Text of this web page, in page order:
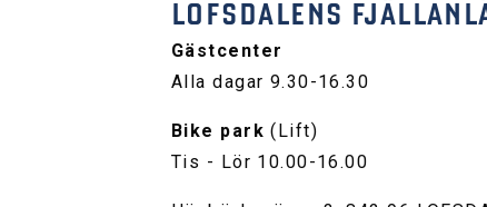
LOFSDALENS
Gästcenter
Alla dagar 9.30-16.30
Bike park (Lift)
Tis - Lör 10.00-16.00